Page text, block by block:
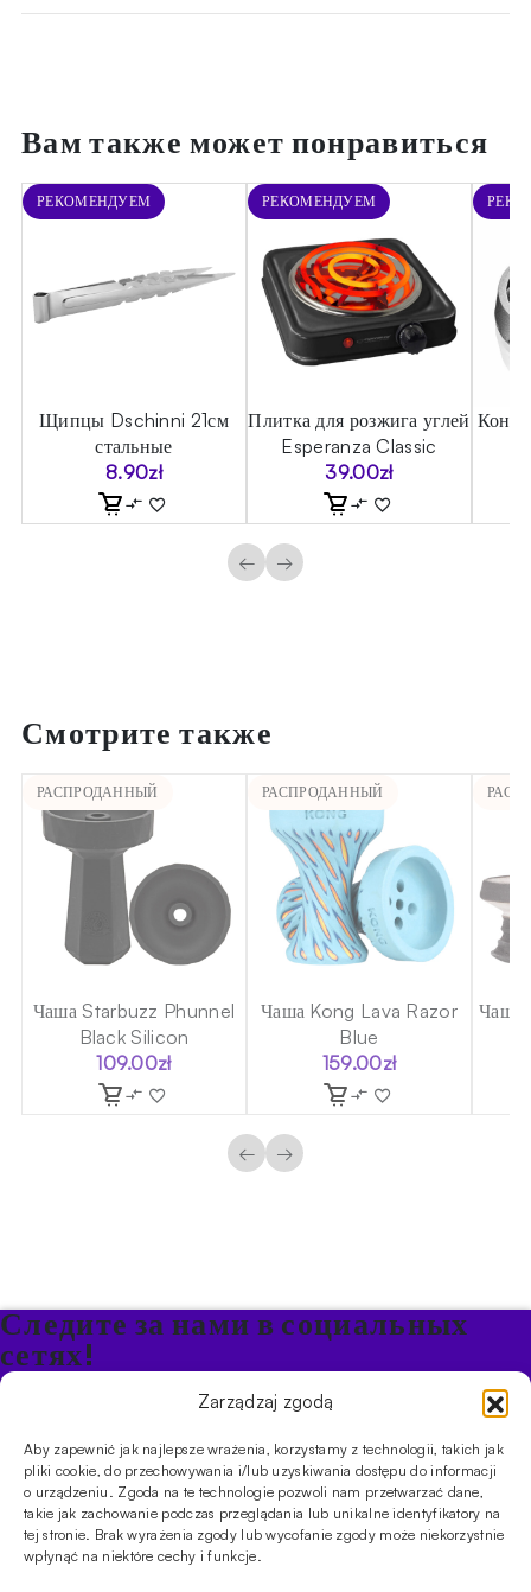
Zarządzaj zgodą
Aby zapewnić jak najlepsze wrażenia, korzystamy z technologii, takich jak
pliki cookie, do przechowywania i/lub uzyskiwania dostępu do informacji
o urządzeniu. Zgoda na te technologie pozwoli nam przetwarzać dane,
takie jak zachowanie podczas przeglądania lub unikalne identyfikatory na
tej stronie. Brak wyrażenia zgody lub wycofanie zgody może niekorzystnie
wpłynąć na niektóre cechy i funkcje.
Вам также может понравиться
РЕКОМЕНДУЕМ
Щипцы Dschinni 21см
стальные
8.90zł
РЕКОМЕНДУЕМ
Плитка для розжига углей
Esperanza Classic
39.00zł
← →
Смотрите также
РАСПРОДАННЫЙ
Чаша Starbuzz Phunnel
Black Silicon
109.00zł
РАСПРОДАННЫЙ
Чаша Kong Lava Razor
Blue
159.00zł
Чаша
← →
Следите за нами в социальных
сетях!
Будьте в курсе акций и новостей в Кальяне
ПРОДУКТЫ
КальяныЧашиУгли и розжигПродукты безникотиновые
ИНФОРМАЦИЯ
АКЦИИFAQФирмыПравила работы магазина